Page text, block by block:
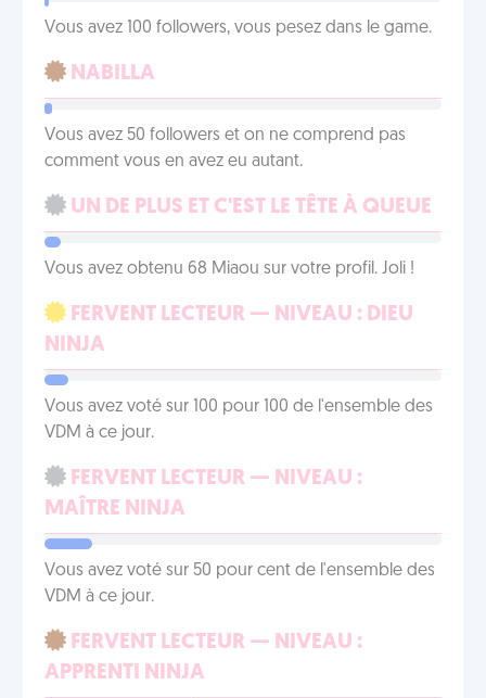
Vous avez 100 followers, vous pesez dans le game.
NABILLA
Vous avez 50 followers et on ne comprend pas
comment vous en avez eu autant.
UN DE PLUS ET C'EST LE TÊTE À QUEUE
Vous avez obtenu 68 Miaou sur votre profil. Joli !
FERVENT LECTEUR — NIVEAU : DIEU
NINJA
Vous avez voté sur 100 pour 100 de l'ensemble des
VDM à ce jour.
FERVENT LECTEUR — NIVEAU :
MAÎTRE NINJA
Vous avez voté sur 50 pour cent de l'ensemble des
VDM à ce jour.
FERVENT LECTEUR — NIVEAU :
APPRENTI NINJA